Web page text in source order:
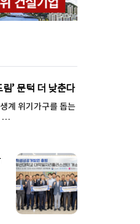
’ 문턱 더 낮춘다
계 위기가구를 돕는
…